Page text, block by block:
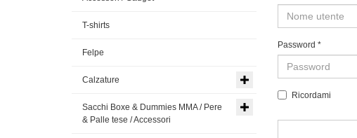
Password *
Ricordami
T-shirts
Felpe
Calzature
Sacchi Boxe & Dummies MMA / Pere
& Palle tese / Accessori